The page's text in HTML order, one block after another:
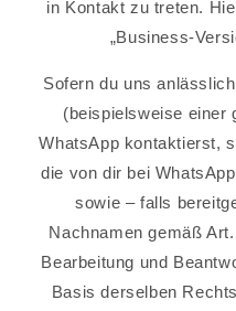
in Kontakt zu treten.
„Business-
Sofern du uns
(beispielsweise einer
WhatsApp kontaktierst,
die von dir bei
sowie – falls
Nachnamen gemäß
Bearbeitung und
Basis derselben